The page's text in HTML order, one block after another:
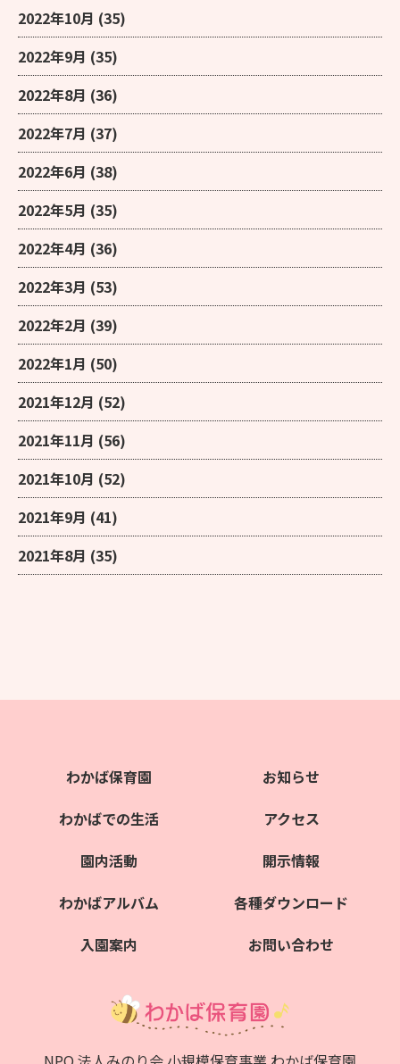
2022年10月 (35)
2022年9月 (35)
2022年8月 (36)
2022年7月 (37)
2022年6月 (38)
2022年5月 (35)
2022年4月 (36)
2022年3月 (53)
2022年2月 (39)
2022年1月 (50)
2021年12月 (52)
2021年11月 (56)
2021年10月 (52)
2021年9月 (41)
2021年8月 (35)
わかば保育園
わかばでの生活
園内活動
わかばアルバム
入園案内
お知らせ
アクセス
開示情報
各種ダウンロード
お問い合わせ